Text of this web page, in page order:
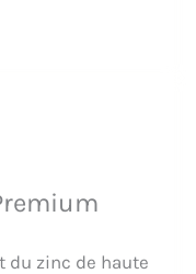
zinc de haute